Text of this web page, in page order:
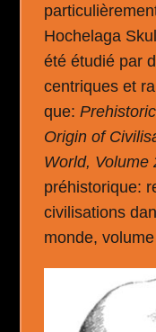
Hochelaga
été étudié par
centriques et
que:
Origin of
World, Volume
préhistorique:
civilisations
monde,